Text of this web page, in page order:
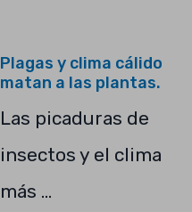
Plagas y clima cálido
matan a las plantas.
Las picaduras de
insectos y el clima
más …